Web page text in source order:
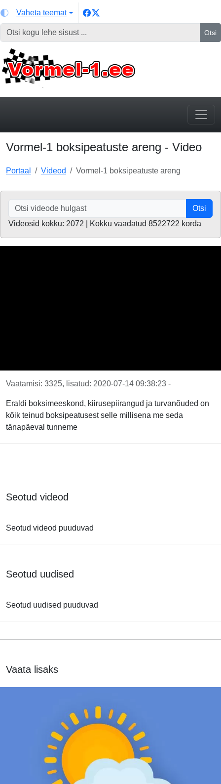
Vaheta teemat
Otsi
Vormel-1 boksipeatuste areng - Video
Portaal Videod Vormel-1 boksipeatuste areng
Otsi
Videosid kokku: 2072 | Kokku vaadatud 8522722 korda
Vaatamisi: 3325, lisatud: 2020-07-14 09:38:23 -
Eraldi boksimeeskond, kiirusepiirangud ja turvanõuded on
kõik teinud boksipeatusest selle millisena me seda
tänapäeval tunneme
Seotud videod
Seotud videod puuduvad
Seotud uudised
Seotud uudised puuduvad
Vaata lisaks